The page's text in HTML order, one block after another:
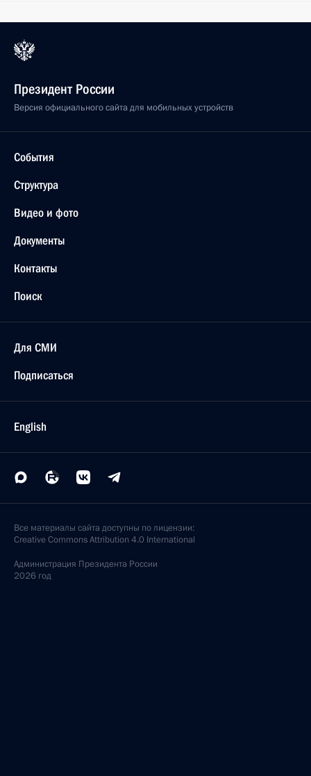
Президент России
Версия официального сайта для мобильных устройств
События
Структура
Видео и фото
Документы
Контакты
Поиск
Для СМИ
Подписаться
English
Все материалы сайта доступны по лицензии:
Creative Commons Attribution 4.0 International
Администрация Президента России
2026 год